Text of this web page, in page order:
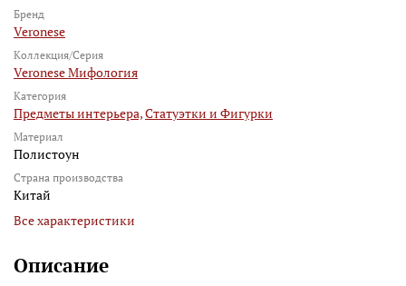
Бренд
Veronese
Коллекция/Серия
Veronese Мифология
Категория
Предметы интерьера,Статуэтки и Фигурки
Материал
Полистоун
Страна производства
Китай
Все характеристики
Описание